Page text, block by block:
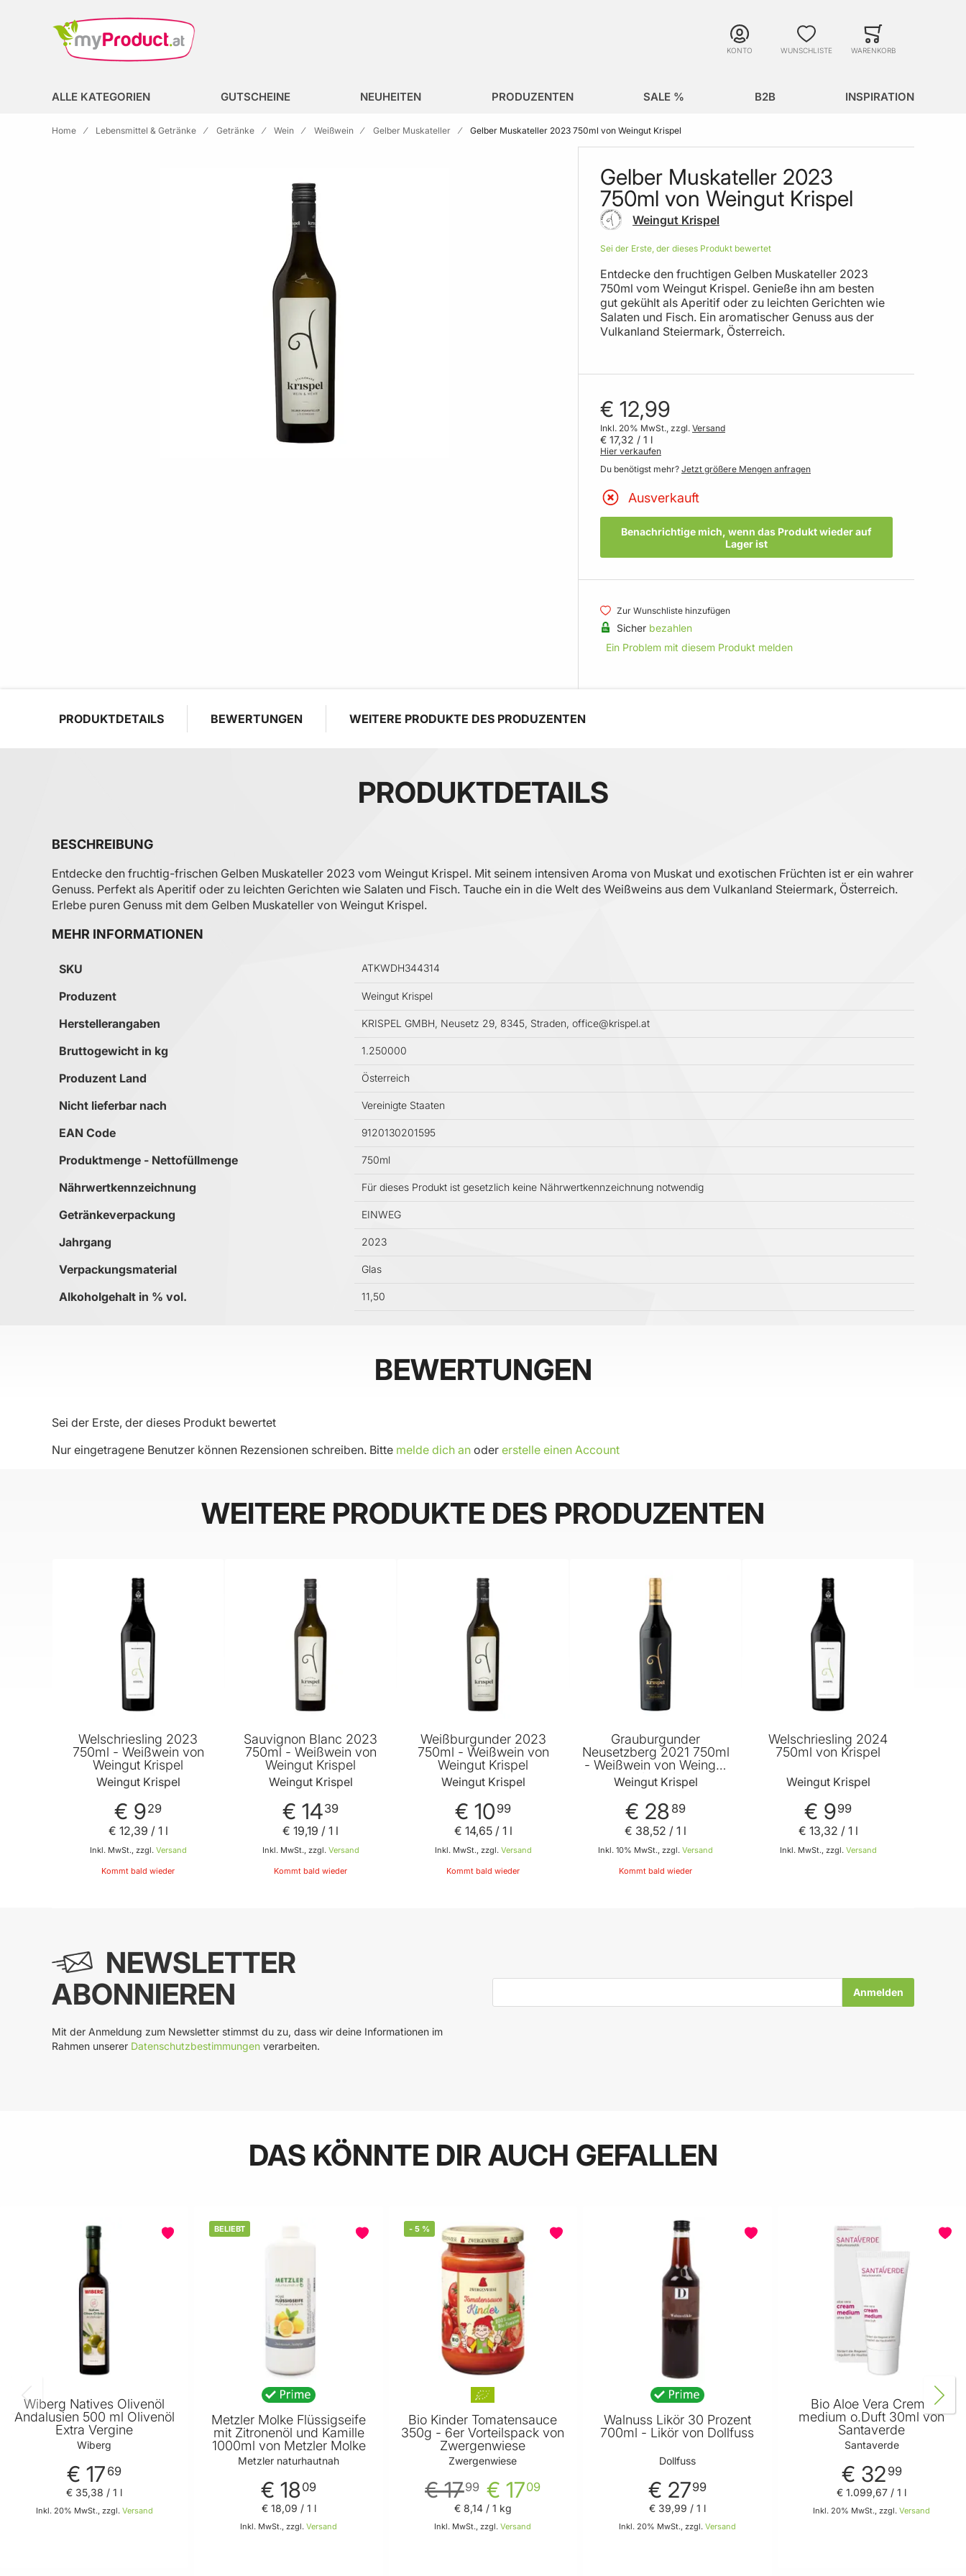
KONTO WUNSCHLISTE WARENKORB
ALLE KATEGORIEN GUTSCHEINE NEUHEITEN PRODUZENTEN SALE % B2B INSPIRATION
Home Lebensmittel & Getränke Getränke Wein Weißwein Gelber Muskateller Gelber Muskateller 2023 750ml von Weingut Krispel
Gelber Muskateller 2023
750ml von Weingut Krispel
Weingut Krispel
Sei der Erste, der dieses Produkt bewertet
Entdecke den fruchtigen Gelben Muskateller 2023
750ml vom Weingut Krispel. Genieße ihn am besten
gut gekühlt als Aperitif oder zu leichten Gerichten wie
Salaten und Fisch. Ein aromatischer Genuss aus der
Vulkanland Steiermark, Österreich.
€ 12,99
Inkl. 20% MwSt., zzgl. Versand
€ 17,32 / 1 l
Hier verkaufen
Du benötigst mehr? Jetzt größere Mengen anfragen
Ausverkauft
Benachrichtige mich, wenn das Produkt wieder auf
Lager ist
Zur Wunschliste hinzufügen
Sicher bezahlen
Ein Problem mit diesem Produkt melden
PRODUKTDETAILS BEWERTUNGEN WEITERE PRODUKTE DES PRODUZENTEN
PRODUKTDETAILS
BESCHREIBUNG
Entdecke den fruchtig-frischen Gelben Muskateller 2023 vom Weingut Krispel. Mit seinem intensiven Aroma von Muskat und exotischen Früchten ist er ein wahrer
Genuss. Perfekt als Aperitif oder zu leichten Gerichten wie Salaten und Fisch. Tauche ein in die Welt des Weißweins aus dem Vulkanland Steiermark, Österreich.
Erlebe puren Genuss mit dem Gelben Muskateller von Weingut Krispel.
MEHR INFORMATIONEN
Mehr Informationen
SKU ATKWDH344314
Produzent Weingut Krispel
Herstellerangaben KRISPEL GMBH, Neusetz 29, 8345, Straden, office@krispel.at
Bruttogewicht in kg 1.250000
Produzent Land Österreich
Nicht lieferbar nach Vereinigte Staaten
EAN Code 9120130201595
Produktmenge - Nettofüllmenge 750ml
Nährwertkennzeichnung Für dieses Produkt ist gesetzlich keine Nährwertkennzeichnung notwendig
Getränkeverpackung EINWEG
Jahrgang 2023
Verpackungsmaterial Glas
Alkoholgehalt in % vol. 11,50
BEWERTUNGEN
Sei der Erste, der dieses Produkt bewertet
Nur eingetragene Benutzer können Rezensionen schreiben. Bitte melde dich an oder erstelle einen Account
WEITERE PRODUKTE DES PRODUZENTEN
Welschriesling 2023
750ml - Weißwein von
Weingut Krispel
Weingut Krispel
€ 929
Inkl. MwSt., zzgl. Versand
€ 12,39 / 1 l
Kommt bald wieder
Sauvignon Blanc 2023
750ml - Weißwein von
Weingut Krispel
Weingut Krispel
€ 1439
Inkl. MwSt., zzgl. Versand
€ 19,19 / 1 l
Kommt bald wieder
Weißburgunder 2023
750ml - Weißwein von
Weingut Krispel
Weingut Krispel
€ 10 99
Inkl. MwSt., zzgl. Versand
€ 14,65/ 1 l
Kommt bald wieder
Grauburgunder
Neusetzberg 2021 750ml
- Weißwein von Weingut
Krispel
Weingut Krispel
€ 28 89
Inkl. 10% MwSt., zzgl. Versand
€ 38,52 / 1 l
Kommt bald wieder
Welschriesling 2024
750ml von Krispel
Weingut Krispel
€ 999
Inkl. MwSt., zzgl. Versand
€ 13,32 / 1 l
NEWSLETTER
ABONNIEREN
Mit der Anmeldung zum Newsletter stimmst du zu, dass wir deine Informationen im
Rahmen unserer Datenschutzbestimmungen verarbeiten.
DAS KÖNNTE DIR AUCH GEFALLEN
Wiberg Natives Olivenöl
Andalusien 500 ml Olivenöl
Extra Vergine
Wiberg
€ 17 69
Inkl. 20% MwSt., zzgl. Versand
€ 35,38 / 1 l
BELIEBT
Metzler Molke Flüssigseife
mit Zitronenöl und Kamille
1000ml von Metzler Molke
Metzler naturhautnah
€ 1809
Inkl. MwSt., zzgl.Versand
€ 18,09 / 1 l
- 5%
Bio Kinder Tomatensauce
350g - 6er Vorteilspack von
Zwergenwiese
Zwergenwiese
€ 1709
€ 1799
Inkl. MwSt., zzgl.Versand
€ 8,14/ 1 kg
Walnuss Likör 30 Prozent
700ml - Likör von Dollfuss
Dollfuss
€ 2799
Inkl. 20% MwSt., zzgl. Versand
€ 39,99 / 1 l
Bio Aloe Vera Creme
medium o.Duft 30ml von
Santaverde
Santaverde
€ 32 99
Inkl. 20% MwSt., zzgl.Versand
€ 1.099,67 / 1 l